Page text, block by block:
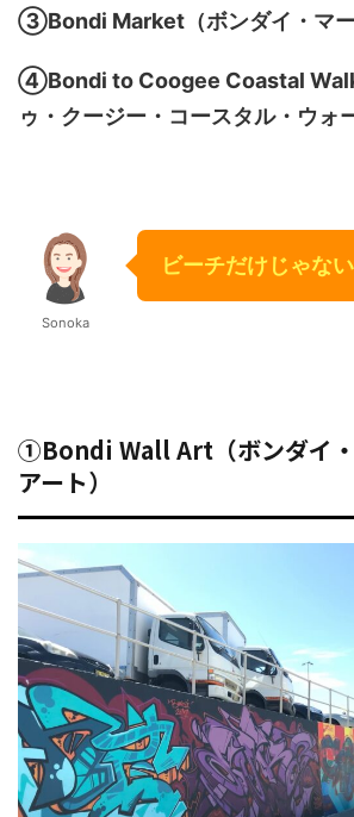
③Bondi Market（ボンダイ・マー
④Bondi to Coogee Coastal Walk
ゥ・クージー・コースタル・ウォ
Sonoka
ビーチだけじゃな
①Bondi Wall Art（ボンダイ・
アート）